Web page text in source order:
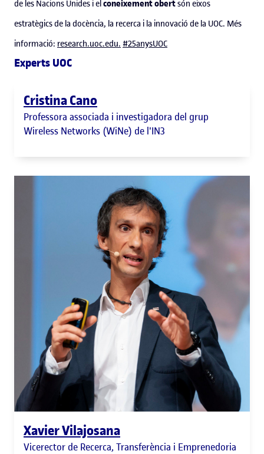
de les Nacions Unides i el coneixement obertsón eixos
estratègics de la docència, la recerca i la innovació de la UOC. Més
informació: research.uoc.edu. #25anysUOC
Experts UOC
Cristina Cano
Professora associada i investigadora del grup
Wireless Networks (WiNe) de l'IN3
Xavier Vilajosana
Vicerector de Recerca, Transferència i Emprenedoria